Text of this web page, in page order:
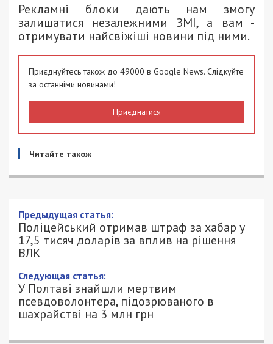
Рекламні блоки дають нам змогу
залишатися незалежними ЗМІ, а вам -
отримувати найсвіжіші новини під ними.
Приєднуйтесь також до 49000 в Google News. Слідкуйте
за останніми новинами!
Приєднатися
Читайте також
Поліцейський отримав штраф за хабар
у 17,5 тисяч доларів за вплив на
рішення ВЛК
12/06/2025 - 21:45
ПЕТРО ЩУКІН - СПЕЦИАЛЬНО ДЛЯ
49000.COM.UA